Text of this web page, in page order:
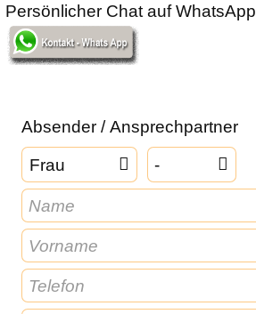
Persönlicher Chat auf WhatsApp
Absender / Ansprechpartner
Frau
-
Name
Vorname
Telefon